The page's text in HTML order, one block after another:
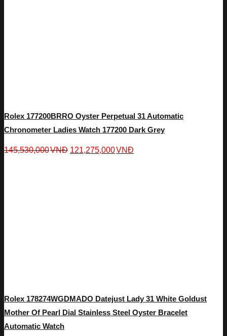
Rolex 177200BRRO Oyster Perpetual 31 Automatic
Chronometer Ladies Watch 177200 Dark Grey
145,530,000VNĐ 121,275,000VNĐ
Rolex 178274WGDMADO Datejust Lady 31 White Goldust
Mother Of Pearl Dial Stainless Steel Oyster Bracelet
Automatic Watch